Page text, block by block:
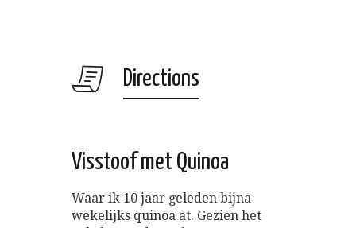
Directions
Visstoof met Quinoa
Waar ik 10 jaar geleden bijna
wekelijks quinoa at. Gezien het